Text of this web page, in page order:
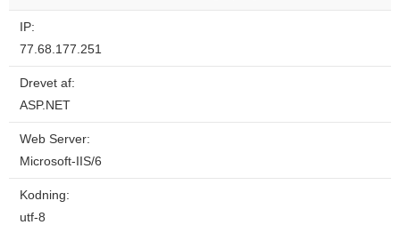
IP:
77.68.177.251
Drevet af:
ASP.NET
Web Server:
Microsoft-IIS/6
Kodning:
utf-8